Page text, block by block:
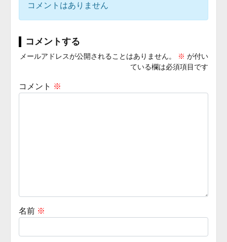
コメントはありません
コメントする
メールアドレスが公開されることはありません。 ※ が付い
ている欄は必須項目です
コメント ※
名前 ※